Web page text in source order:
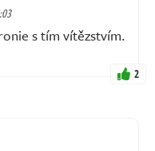
s tím vítězstvím.
2